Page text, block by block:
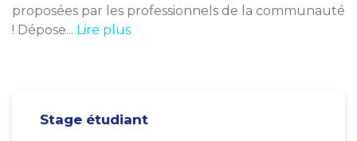
proposées par les professionnels de la communauté
! Dépose... Lire plus
Stage étudiant